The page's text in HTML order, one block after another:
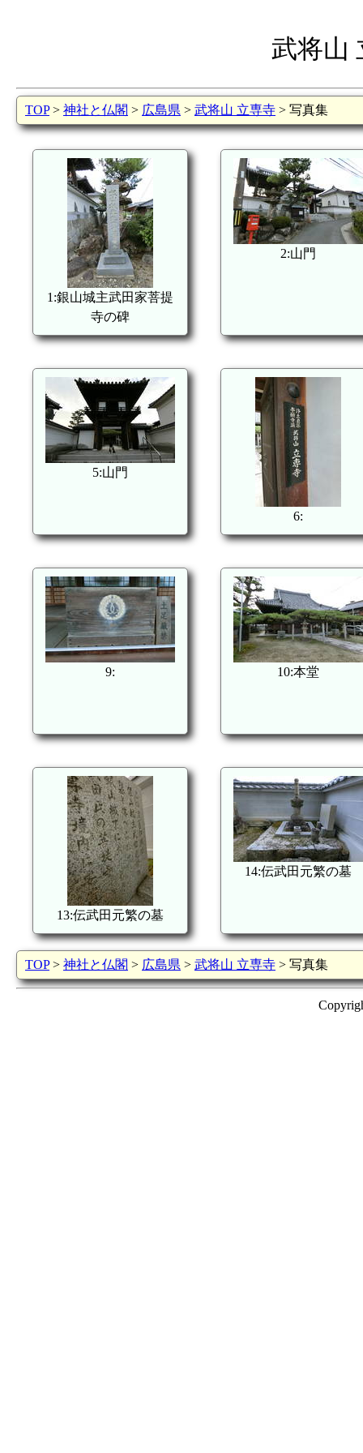
武将山
TOP> 神社と仏閣 > 広島県 > 武将山 立専寺 > 写真集
1:銀山城主武田家菩提
寺の碑
2:山門
5:山門
6:
9: 10:本堂
13:伝武田元繁の墓
14:伝武田元繁の墓
TOP> 神社と仏閣 > 広島県 > 武将山 立専寺 > 写真集